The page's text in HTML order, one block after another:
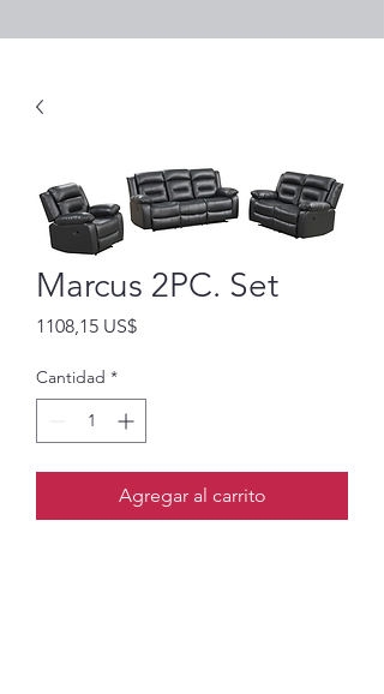
Marcus 2PC. Set
1108,15 US$Precio
Cantidad *
Agregar al carrito